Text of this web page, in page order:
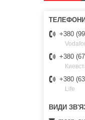
+380
+380
+380
Life